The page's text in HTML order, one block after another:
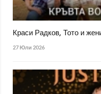
Краси Радков, Тото и
27 Юли 2026